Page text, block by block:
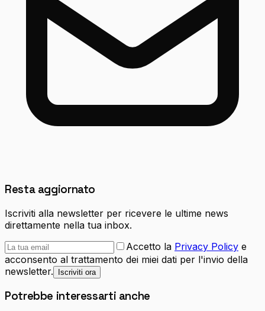
Resta aggiornato
Iscriviti alla newsletter per ricevere le ultime news
direttamente nella tua inbox.
Accetto la Privacy Policy e
acconsento al trattamento dei miei dati per l'invio della
newsletter.
Iscriviti ora
Potrebbe interessarti anche